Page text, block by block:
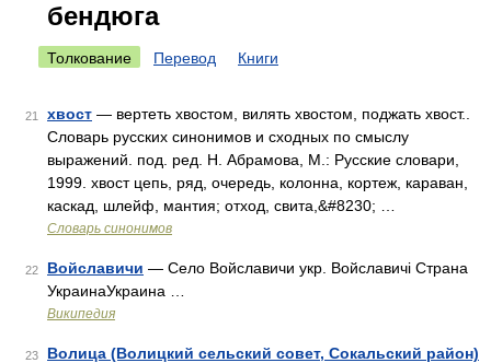
бендюга
Толкование Перевод Книги
21 хвост — вертеть хвостом, вилять хвостом, поджать хвост..
Словарь русских синонимов и сходных по смыслу
выражений. под. ред. Н. Абрамова, М.: Русские словари,
1999. хвост цепь, ряд, очередь, колонна, кортеж, караван,
каскад, шлейф, мантия; отход, свита,&#8230; …
Словарь синонимов
22 Войславичи — Село Войславичи укр. Войславичі Страна
УкраинаУкраина …
Википедия
23
Волица (Волицкий сельский совет, Сокальский район)